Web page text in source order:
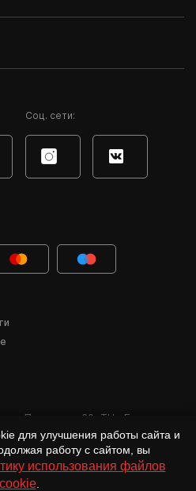
Соц. сети:
ул. Писарева, 60 ТЦ «Баzа»
и её продуктов Instagram, Facebook и др.
и запрещена.
для улучшения работы сайта и
работу с сайтом, вы
использования файлов
cookie.